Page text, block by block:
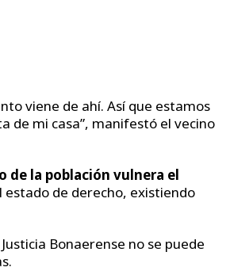
viene de ahí. Así que estamos
de mi casa”, manifestó el vecino
de la población vulnera el
estado de derecho, existiendo
Bonaerense no se puede